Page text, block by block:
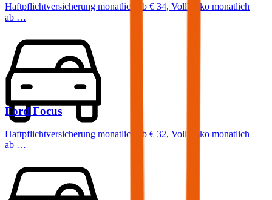
Haftpflichtversicherung monatlich ab € 34, Vollkasko monatlich
ab …
Ford Focus
Haftpflichtversicherung monatlich ab € 32, Vollkasko monatlich
ab …